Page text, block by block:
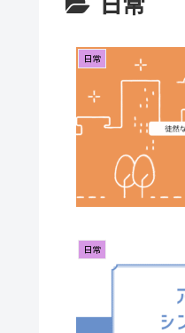
日常
日常